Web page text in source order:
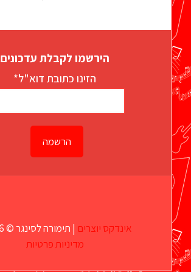
הירשמו לקבלת עדכונים
הזינו כתובת דוא"ל*
אינדקס יוצרים | תימורה לסינגר © 2026 |
מדיניות פרטיות